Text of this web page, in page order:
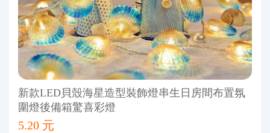
新款LED貝殼海星造型裝飾燈串生日房間布置氛
圍燈後備箱驚喜彩燈
5.20 元